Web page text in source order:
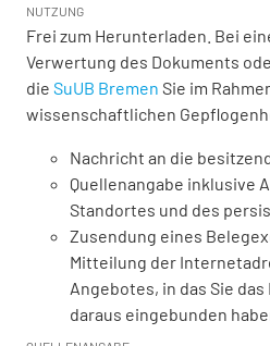
NUTZUNG
Frei zum Herunterladen. Bei
Verwertung des Dokuments
die SuUB Bremen Sie im
wissenschaftlichen
Nachricht an die
Quellenangabe inklusive
Standortes und des
Zusendung eines
Mitteilung der
Angebotes, in das Sie
daraus eingebunden